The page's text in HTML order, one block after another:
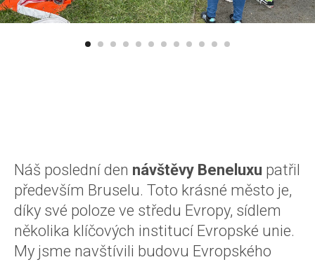
Náš poslední den návštěvy Beneluxu patřil
především Bruselu. Toto krásné město je,
díky své poloze ve středu Evropy, sídlem
několika klíčových institucí Evropské unie.
My jsme navštívili budovu Evropského